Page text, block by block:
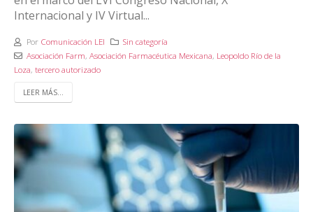
Internacional y IV Virtual...
Por Comunicación LEI
Sin categoría
Asociación Farm, Asociación Farmacéutica Mexicana, Leopoldo Río de la
Loza, tercero autorizado
LEER MÁS...